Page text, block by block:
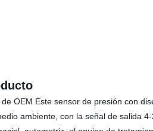
OEM Este sensor de presión con
ambiente, con la señal de salida